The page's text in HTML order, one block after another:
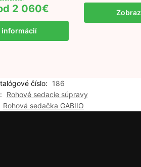
2 060€
informácií
číslo:
186
Rohové sedacie súpravy
Rohová sedačka GABIIO